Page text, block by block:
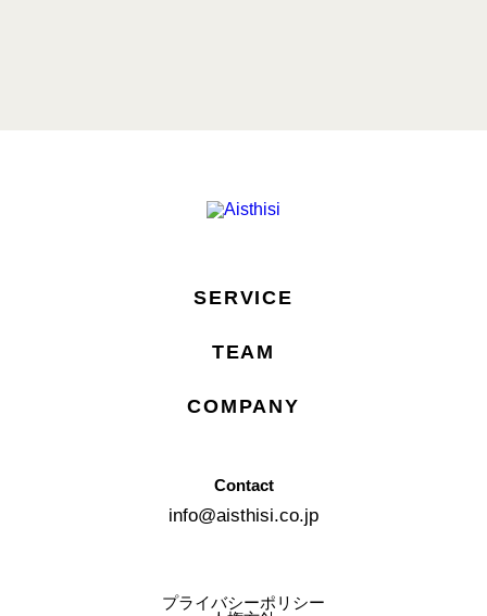
SERVICE
TEAM
COMPANY
Contact
info@aisthisi.co.jp
プライバシーポリシー